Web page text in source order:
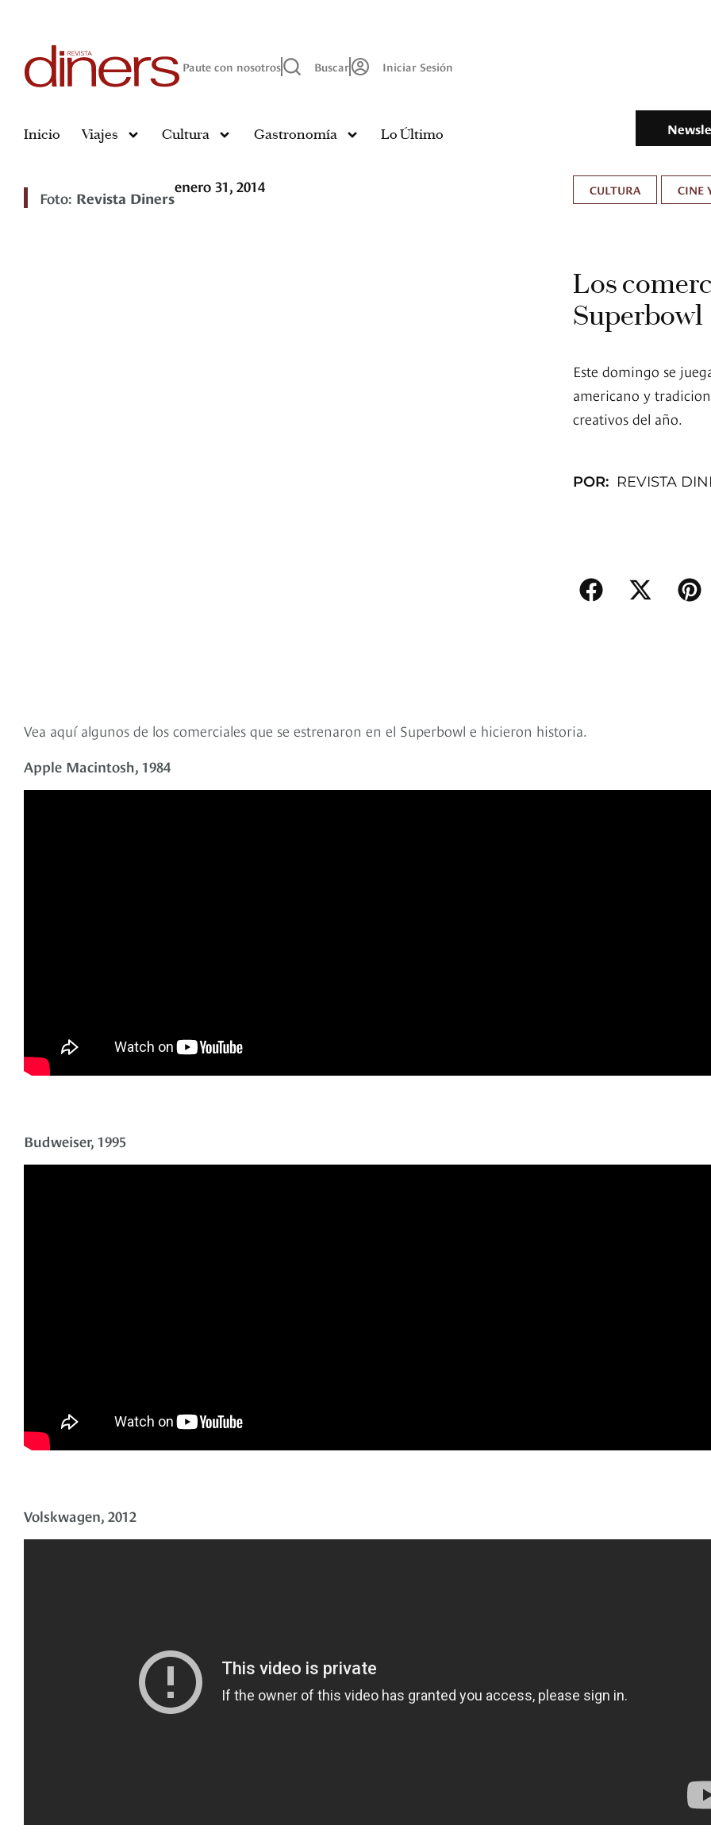
Paute con nosotros Buscar Iniciar Sesión
Inicio Viajes Cultura Gastronomía Lo Último
Foto: Revista Diners
enero 31, 2014 CULTURA CINE
Los
Superbowl
Este domingo se
americano y
creativos del año.
POR: REVISTA
Vea aquí algunos de los comerciales que se estrenaron en el Superbowl e hicieron historia.
Apple Macintosh, 1984
Budweiser, 1995
Volskwagen, 2012